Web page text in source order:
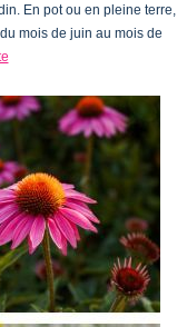
En pot ou en pleine terre,
mois de juin au mois de